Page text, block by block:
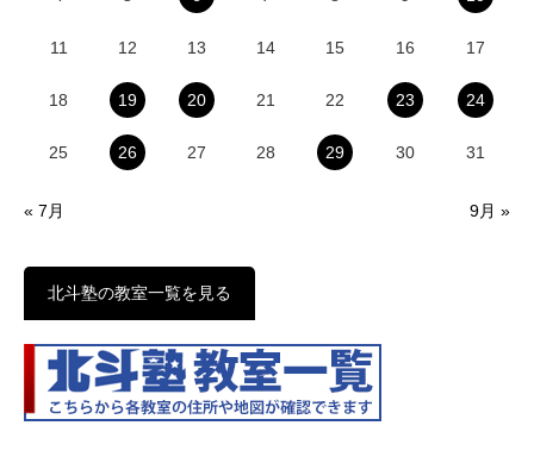
11 12 13 14 15 16 17
18 19 20 21 22 23 24
25 26 27 28 29 30 31
« 7月 9月 »
北斗塾の教室一覧を見る